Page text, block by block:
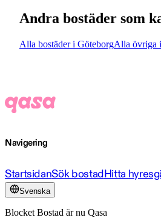
Andra bostäder som
Alla bostäder i GöteborgAlla övriga
Navigering
StartsidanSök bostadHitta
Svenska
Blocket Bostad är nu Qasa